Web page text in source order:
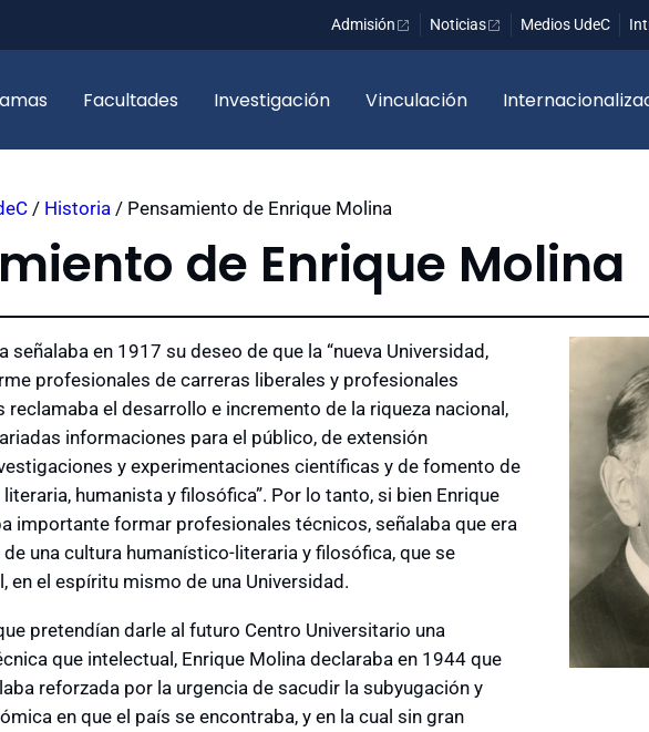
Admisión Noticias Medios UdeC
Facultades Investigación Vinculación
/ Historia/ Pensamiento de Enrique Molina
de Enrique Molina
señalaba en 1917 su deseo de que la “nueva Universidad,
profesionales de carreras liberales y profesionales
el desarrollo e incremento de la riqueza nacional,
informaciones para el público, de extensión
y experimentaciones científicas y de fomento de
humanista y filosófica”. Por lo tanto, si bien Enrique
importante formar profesionales técnicos, señalaba que era
una cultura humanístico-literaria y filosófica, que se
en el espíritu mismo de una Universidad.
pretendían darle al futuro Centro Universitario una
que intelectual, Enrique Molina declaraba en 1944 que
reforzada por la urgencia de sacudir la subyugación y
en que el país se encontraba, y en la cual sin gran